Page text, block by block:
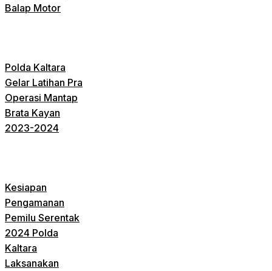
Balap Motor
Polda Kaltara
Gelar Latihan Pra
Operasi Mantap
Brata Kayan
2023-2024
Kesiapan
Pengamanan
Pemilu Serentak
2024 Polda
Kaltara
Laksanakan